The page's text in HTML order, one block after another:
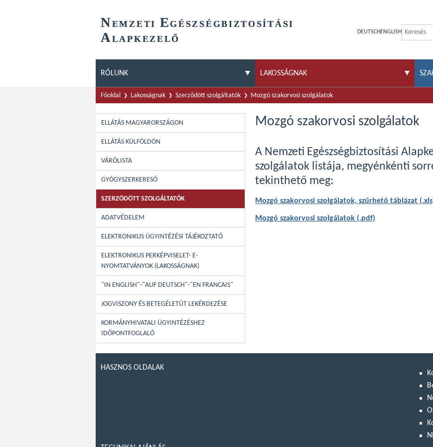
NEMZETI EGÉSZSÉGBIZTOSÍTÁSI
ALAPKEZELŐ
DEUTSCH ENGLISH
RÓLUNK LAKOSSÁGNAK
Főoldal Lakosságnak Szerződött szolgáltatók Mozgó szakorvosi szolgálatok
ELLÁTÁS MAGYARORSZÁGON
ELLÁTÁS KÜLFÖLDÖN
VÁRÓLISTA
GYÓGYSZERKERESŐ
SZERZŐDÖTT SZOLGÁLTATÓK
ADATVÉDELEM
ELEKTRONIKUS ÜGYINTÉZÉSI TÁJÉKOZTATÓ
ELEKTRONIKUS PERKÉPVISELET- E-
NYOMTATVÁNYOK (LAKOSSÁGNAK)
"IN ENGLISH"-"AUF DEUTSCH"-"EN FRANCAIS"
JOGVISZONY ÉS BETEGÉLETÚT LEKÉRDEZÉSE
KORMÁNYHIVATALI ÜGYINTÉZÉSHEZ
IDŐPONTFOGLALÓ
Mozgó szakorvosi szolgálatok
A Nemzeti Egészségbiztosítási
szolgálatok listája, megyénkénti
tekinthető meg:
Mozgó szakorvosi szolgálatok, szűrhető táblázat
Mozgó szakorvosi szolgálatok (.pdf)
HASZNOS OLDALAK